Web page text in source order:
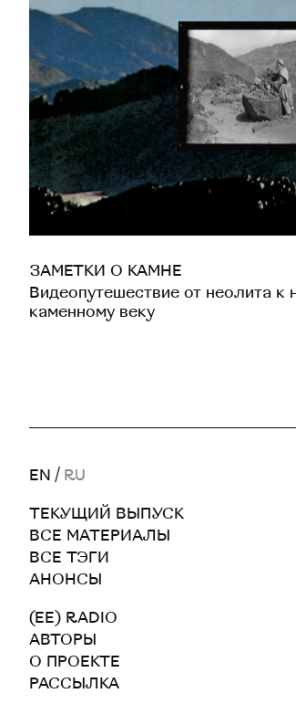
ЗАМЕТКИ О КАМНЕ
Видеопутешествие от неолита к
каменному веку
EN / RU
ТЕКУЩИЙ ВЫПУСК
ВСЕ МАТЕРИАЛЫ
ВСЕ ТЭГИ
АНОНСЫ
(EE) RADIO
АВТОРЫ
О ПРОЕКТЕ
РАССЫЛКА